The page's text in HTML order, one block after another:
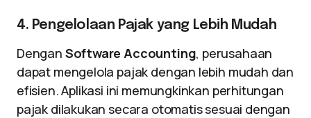
4. Pengelolaan Pajak yang Lebih Mudah
Dengan Software Accounting, perusahaan
dapat mengelola pajak dengan lebih mudah dan
efisien. Aplikasi ini memungkinkan perhitungan
pajak dilakukan secara otomatis sesuai dengan